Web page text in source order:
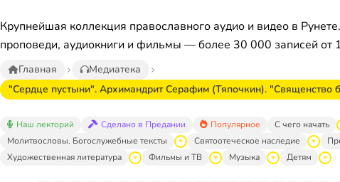
Крупнейшая коллекция православного аудио и видео в
проповеди, аудиокниги и фильмы — более 30 000 записей от
Главная
Медиатека
"Сердце пустыни". Архимандрит Серафим (Тяпочкин). "Священство
Наш лекторий Сделано в Предании Популярное С чего начать
Молитвословы. Богослужебные тексты
Святоотеческое наследие
Художественная литература
Фильмы и ТВ Музыка Детям